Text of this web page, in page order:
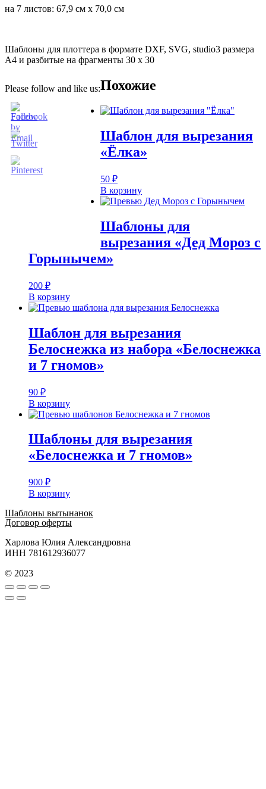
на 7 листов: 67,9 см х 70,0 см
Шаблоны для плоттера в формате DXF, SVG, studio3 размера
А4 и разбитые на фрагменты 30 х 30
Please follow and like us:Похожие
Шаблон для вырезания
«Ёлка»
50 ₽
В корзину
Шаблоны для
вырезания «Дед Мороз с
Горынычем»
200 ₽
В корзину
Шаблон для вырезания
Белоснежка из набора «Белоснежка
и 7 гномов»
90 ₽
В корзину
Шаблоны для вырезания
«Белоснежка и 7 гномов»
900 ₽
В корзину
Шаблоны вытынанок
Договор оферты
Харлова Юлия Александровна
ИНН 781612936077
© 2023